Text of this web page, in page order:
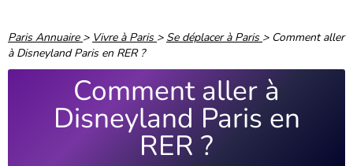
Paris Annuaire > Vivre à Paris > Se déplacer à Paris > Comment aller
à Disneyland Paris en RER ?
Comment aller à
Disneyland Paris en
RER ?